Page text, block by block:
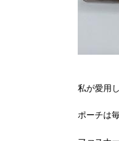
私が愛用
ポーチは